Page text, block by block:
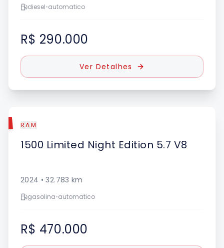
diesel•automatico
R$ 290.000
Ver Detalhes
RAM
1500 Limited Night Edition 5.7 V8
2024 •32.783 km
gasolina•automatico
R$ 470.000